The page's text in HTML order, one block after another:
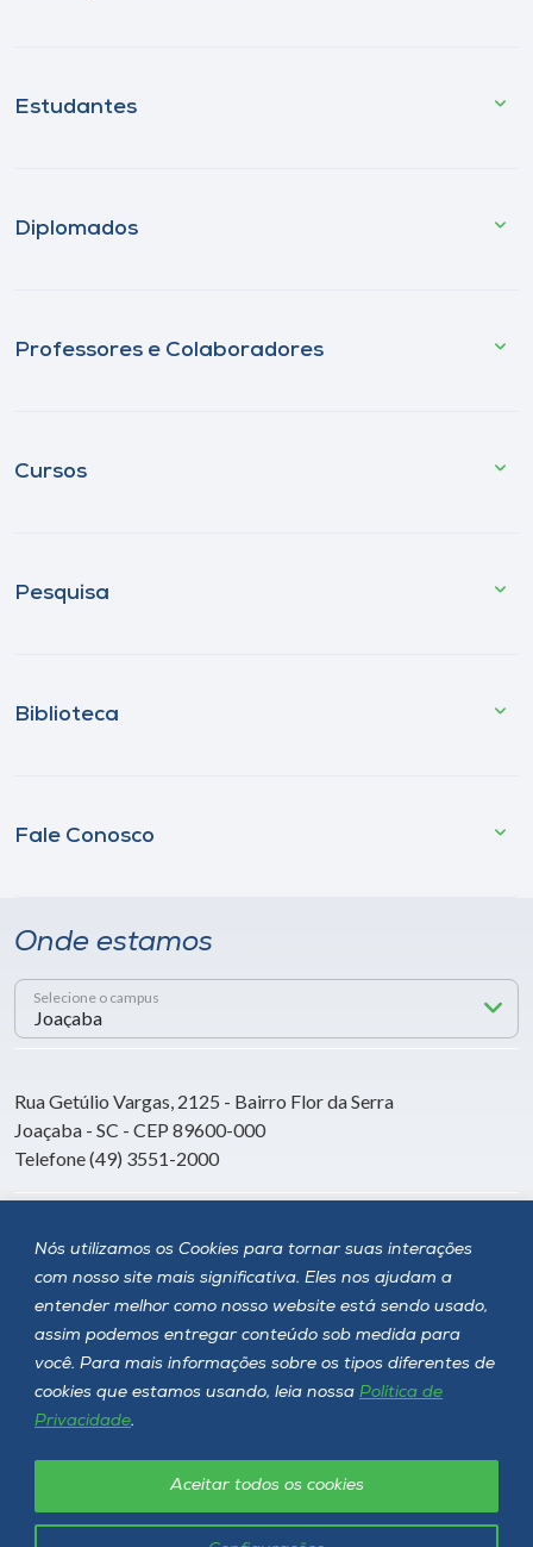
Nós utilizamos os Cookies para tornar suas interações
com nosso site mais significativa. Eles nos ajudam a
entender melhor como nosso website está sendo usado,
assim podemos entregar conteúdo sob medida para
você. Para mais informações sobre os tipos diferentes de
cookies que estamos usando, leia nossa Política de
Privacidade.
Aceitar todos os cookies
Estudantes
Diplomados
Professores e Colaboradores
Cursos
Pesquisa
Biblioteca
Fale Conosco
Onde estamos
Selecione o campus
Rua Getúlio Vargas, 2125 - Bairro Flor da Serra
Joaçaba - SC - CEP 89600-000
Telefone (49) 3551-2000
Siga a Unoesc
Política de privacidade LGPD